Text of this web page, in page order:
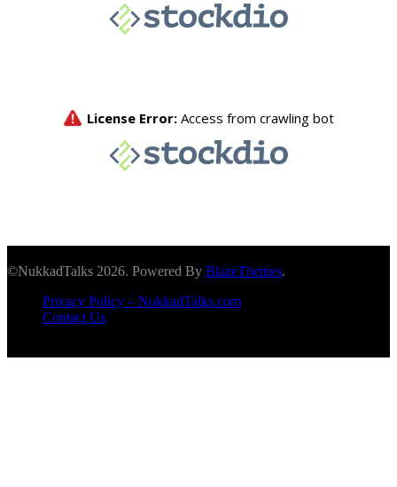
©NukkadTalks 2026. Powered By BlazeThemes.
Privacy Policy – NukkadTalks.com
Contact Us